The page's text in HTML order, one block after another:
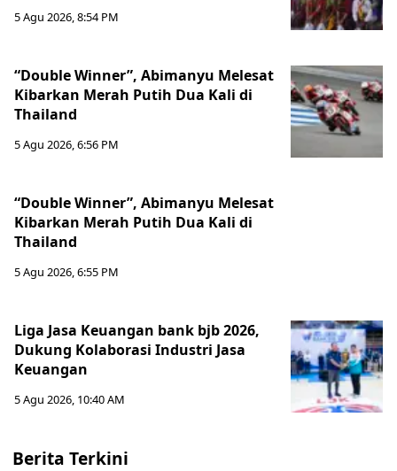
5 Agu 2026, 8:54 PM
“Double Winner”, Abimanyu Melesat
Kibarkan Merah Putih Dua Kali di
Thailand
5 Agu 2026, 6:56 PM
“Double Winner”, Abimanyu Melesat
Kibarkan Merah Putih Dua Kali di
Thailand
5 Agu 2026, 6:55 PM
Liga Jasa Keuangan bank bjb 2026,
Dukung Kolaborasi Industri Jasa
Keuangan
5 Agu 2026, 10:40 AM
Berita Terkini